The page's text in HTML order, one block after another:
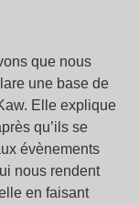
que nous
une base de
Elle explique
qu’ils se
évènements
nous rendent
en faisant